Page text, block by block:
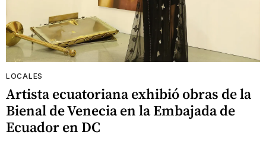
LOCALES
Artista ecuatoriana exhibió obras de la
Bienal de Venecia en la Embajada de
Ecuador en DC